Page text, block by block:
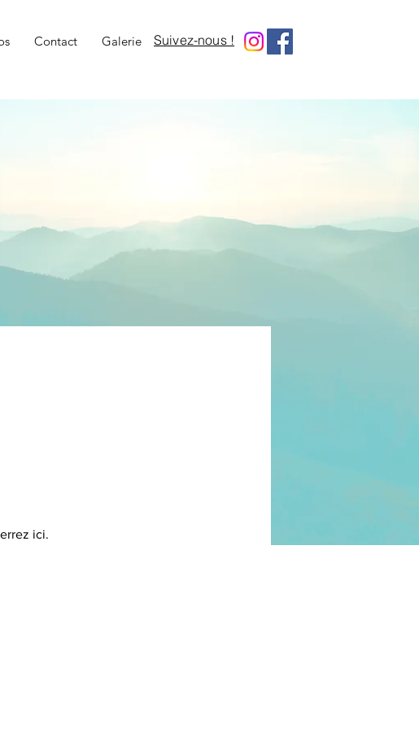
Contact Galerie Suivez-nous !
ici.